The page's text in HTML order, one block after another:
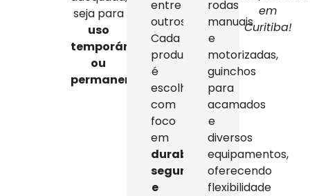
seja para
uso
temporário
ou
permanente
entre
outros.
Cada
produto
é
escolhido
com
foco
em
durabilidade,
segurança
e
rodas
manuais
e
motorizadas,
guinchos
para
acamados
e
diversos
equipamentos,
oferecendo
flexibilidade
em
Curitiba!